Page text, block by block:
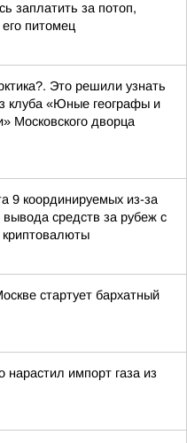
заплатить за потоп,
питомец
Это решили узнать
клуба «Юные географы и
Московского дворца
9 координируемых из-за
вывода средств за рубеж с
стартует бархатный
импорт газа из